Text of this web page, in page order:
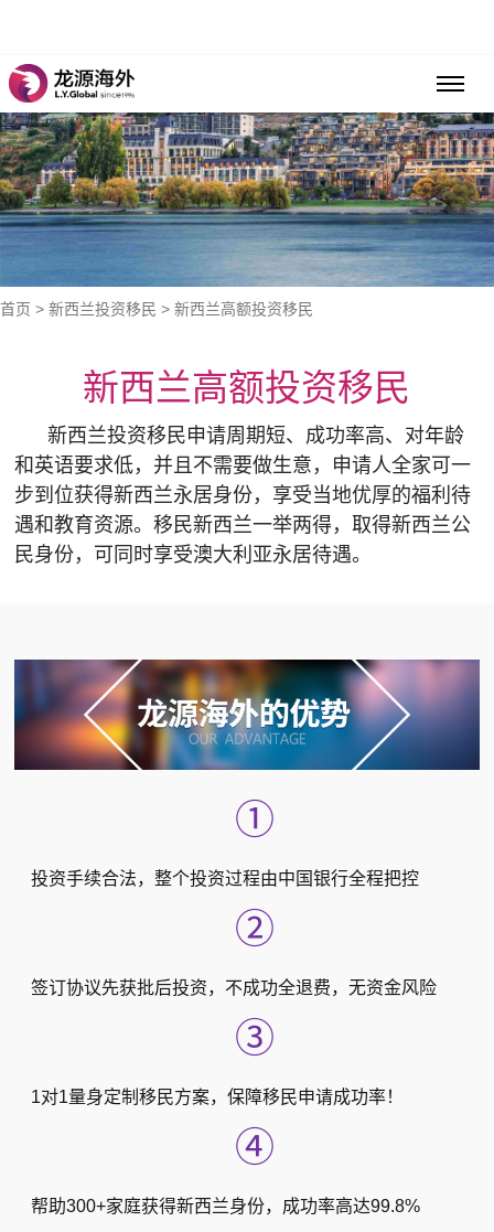
首页 > 新西兰投资移民 > 新西兰高额投资移民
新西兰高额投资移民
新西兰投资移民申请周期短、成功率高、对年龄
和英语要求低，并且不需要做生意，申请人全家可一
步到位获得新西兰永居身份，享受当地优厚的福利待
遇和教育资源。移民新西兰一举两得，取得新西兰公
民身份，可同时享受澳大利亚永居待遇。
①
投资手续合法，整个投资过程由中国银行全程把控
②
签订协议先获批后投资，不成功全退费，无资金风险
③
1对1量身定制移民方案，保障移民申请成功率！
④
帮助300+家庭获得新西兰身份，成功率高达99.8%